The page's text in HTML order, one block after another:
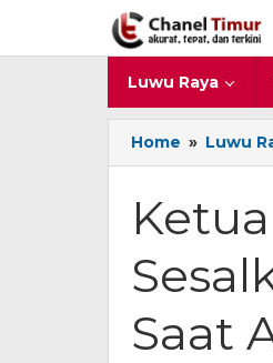
konten
Luwu Raya
Home » Luwu
Saat